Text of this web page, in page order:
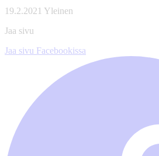
19.2.2021 Yleinen
Jaa sivu
Jaa sivu Facebookissa